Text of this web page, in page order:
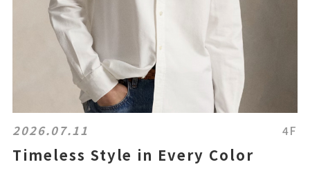
2026.07.11 4F
Timeless Style in Every Color